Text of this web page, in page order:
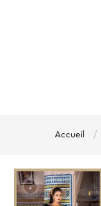
Accueil